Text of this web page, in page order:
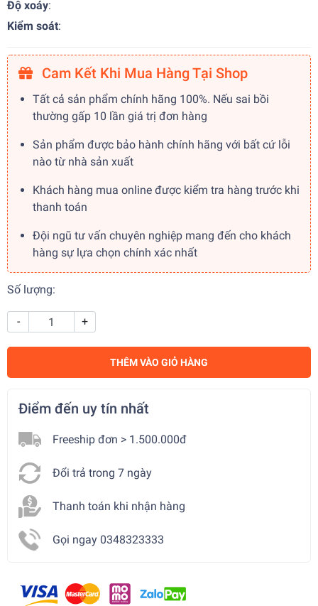
Độ xoáy:
Kiểm soát:
Cam Kết Khi Mua Hàng Tại Shop
Tất cả sản phẩm chính hãng 100%. Nếu sai bồi
thường gấp 10 lần giá trị đơn hàng
Sản phẩm được bảo hành chính hãng với bất cứ lỗi
nào từ nhà sản xuất
Khách hàng mua online được kiểm tra hàng trước khi
thanh toán
Đội ngũ tư vấn chuyên nghiệp mang đến cho khách
hàng sự lựa chọn chính xác nhất
Số lượng:
- +
THÊM VÀO GIỎ HÀNG
Điểm đến uy tín nhất
Freeship đơn > 1.500.000đ
Đổi trả trong 7 ngày
Thanh toán khi nhận hàng
Gọi ngay 0348323333